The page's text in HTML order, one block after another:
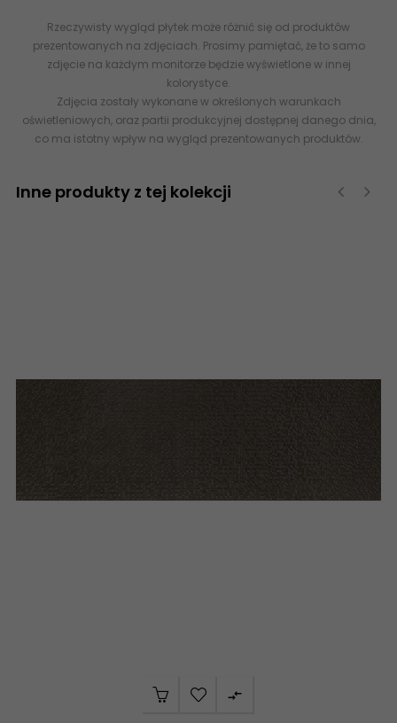
Rzeczywisty wygląd płytek może różnić się od produktów
prezentowanych na zdjęciach. Prosimy pamiętać, że to samo
zdjęcie na każdym monitorze będzie wyświetlone w innej
kolorystyce.
Zdjęcia zostały wykonane w określonych warunkach
oświetleniowych, oraz partii produkcyjnej dostępnej danego dnia,
co ma istotny wpływ na wygląd prezentowanych produktów.
Inne produkty z tej kolekcji
